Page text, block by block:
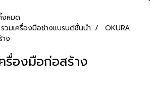
งหมด
รวมเครื่องมือช่างแบรนด์ชั้นนำ
OKURA
ง
รื่องมือก่อสร้าง